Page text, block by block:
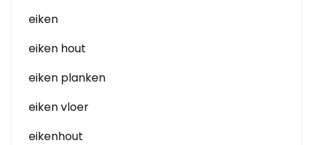
eiken
eiken hout
eiken planken
eiken vloer
eikenhout